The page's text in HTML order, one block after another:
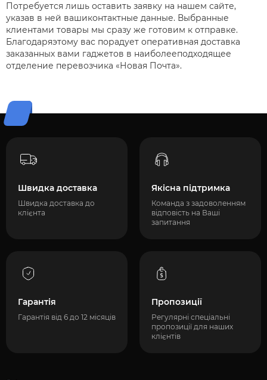
Потребуется лишь оставить заявку на нашем сайте,
указав в ней вашиконтактные данные. Выбранные
клиентами товары мы сразу же готовим к отправке.
Благодаряэтому вас порадует оперативная доставка
заказанных вами гаджетов в наиболееподходящее
отделение перевозчика «Новая Почта».
Швидка доставка
Швидка доставка до
клієнта
Якісна підтримка
Команда з задоволенням
відповість на Ваші
запитання
Гарантія
Гарантія від 6 до 12 місяців
Пропозиції
Регулярні спеціальні
пропозиції для наших
клієнтів